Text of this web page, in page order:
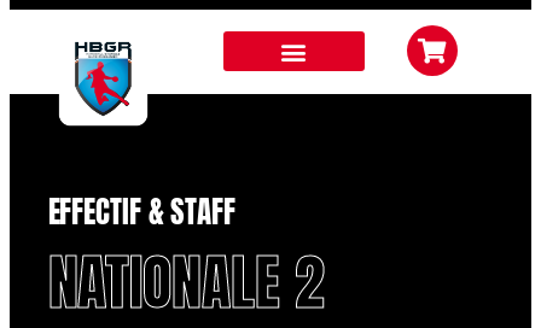
EFFECTIF & STAFF
NATIONALE 2